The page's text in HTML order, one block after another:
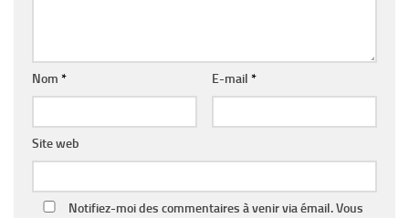
Nom * E-mail *
Site web
Notifiez-moi des commentaires à venir via émail. Vous